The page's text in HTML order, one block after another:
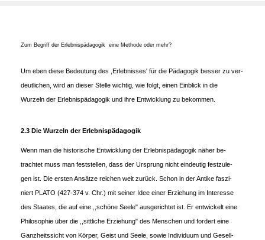
Zum Begriff der Erlebnispädagogik ­ eine Methode oder mehr?
Um eben diese Bedeutung des ,Erlebnisses' für die Pädagogik besser zu ver-
deutlichen, wird an dieser Stelle wichtig, wie folgt, einen Einblick in die
Wurzeln der Erlebnispädagogik und ihre Entwicklung zu bekommen.
2.3 Die Wurzeln der Erlebnispädagogik
Wenn man die historische Entwicklung der Erlebnispädagogik näher be-
trachtet muss man feststellen, dass der Ursprung nicht eindeutig festzule-
gen ist. Die ersten Ansätze reichen weit zurück. Schon in der Antike faszi-
niert PLATO (427-374 v. Chr.) mit seiner Idee einer Erziehung im Interesse
des Staates, die auf eine ,,schöne Seele" ausgerichtet ist. Er entwickelt eine
Philosophie über die ,,sittliche Erziehung" des Menschen und fordert eine
Ganzheitssicht von Körper, Geist und Seele, sowie Individuum und Gesell-